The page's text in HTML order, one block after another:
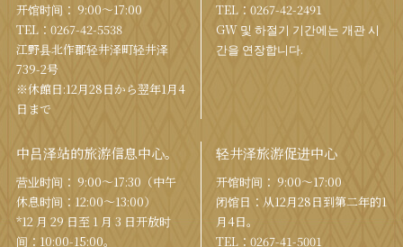
开馆时间： 9:00〜17:00
TEL： 0267-42-5538
江野县北作郡轻井泽町轻井泽
739-2号
※休館日:12月28日から翌年1月4
日まで
TEL： 0267-42-2491
GW 및 하절기 기간에는 개관 시
간을 연장합니다.
中吕泽站的旅游信息中心。
营业时间： 9:00〜17:30（中午
休息时间：12:00〜13:00）
*12 月 29 日至 1 月 3 日开放时
间：10:00-15:00。
轻井泽旅游促进中心
开馆时间： 9:00〜17:00
闭馆日：从12月28日到第二年的1
月4日。
TEL： 0267-41-5001